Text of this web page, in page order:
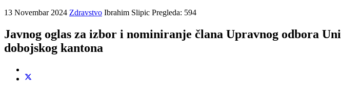
13 Novembar 2024 Zdravstvo Ibrahim Slipic Pregleda: 594
Javnog oglas za izbor i nominiranje člana Upravnog odbora
dobojskog kantona